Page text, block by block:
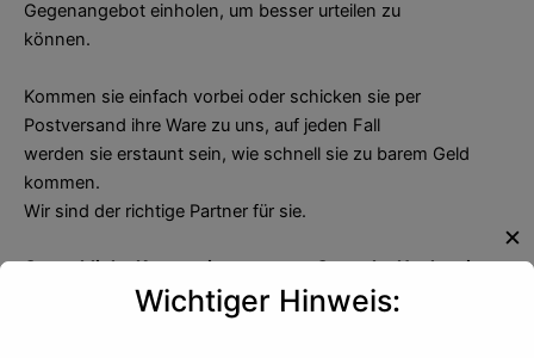
Gegenangebot einholen, um besser urteilen zu
können.
Kommen sie einfach vorbei oder schicken sie per
Postversand ihre Ware zu uns, auf jeden Fall
werden sie erstaunt sein, wie schnell sie zu barem Geld
kommen.
Wir sind der richtige Partner für sie.
Gewerbliche Konzessionen gegen Gewerbe Nachweis
Wir freuen uns Sie kennenzulernen.
Wichtiger Hinweis:
✕